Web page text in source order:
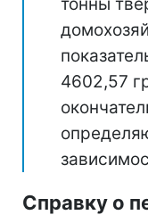
4602,57
Справку о